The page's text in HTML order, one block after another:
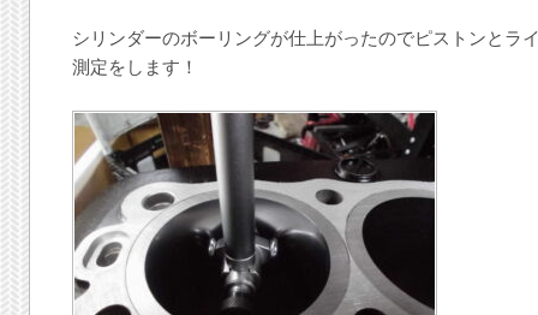
シリンダーのボーリングが仕上がったのでピストンとラ
測定をします！